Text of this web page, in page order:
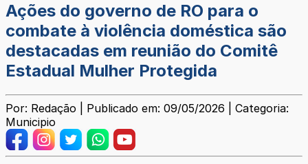
Ações do governo de RO para o
combate à violência doméstica são
destacadas em reunião do Comitê
Estadual Mulher Protegida
Por: Redação | Publicado em: 09/05/2026 | Categoria:
Municipio